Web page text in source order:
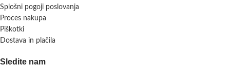
Splošni pogoji poslovanja
Proces nakupa
Piškotki
Dostava in plačila
Sledite nam